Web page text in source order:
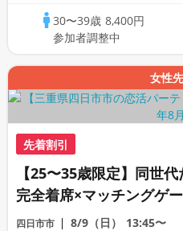
30〜39歳 8,400円
参加者調整中
女性
先着割引
【25〜35歳限定】同世
完全着席×マッチングゲ
グコン
四日市市 8/9（日） 13:45〜